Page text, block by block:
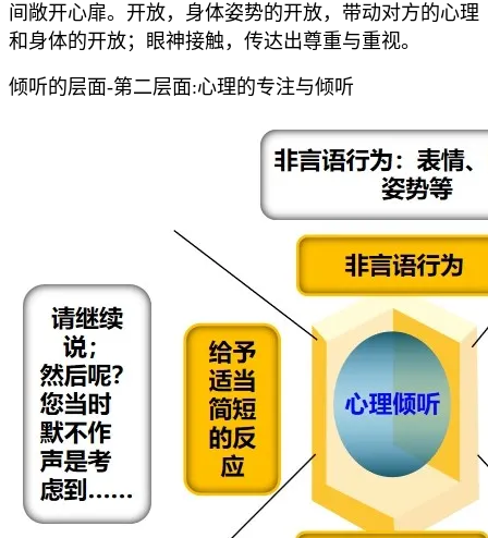
间敞开心扉。开放，身体姿势的开放，带动对方的心理
和身体的开放；眼神接触，传达出尊重与重视。
倾听的层面-第二层面:心理的专注与倾听